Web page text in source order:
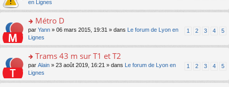
c
e
s
ré
e
o
n
lu
pl
ré
c
nt
e
n
o
n
lu
pl
le
m
e
s
s
e
n
o
n
n
s
er
le
m
e
s
s
a
en Lignes
o
s
er
le
m
e
Métro D
1 2 3 4 5
par Yann » 06 mars 2015, 19:31 » dans
Le forum de Lyon en
Lignes
o
s
Trams 43 m sur T1 et T2
1 2 3 4 5
par Alain » 23 août 2019, 16:21 » dans
Le forum de Lyon en
Lignes